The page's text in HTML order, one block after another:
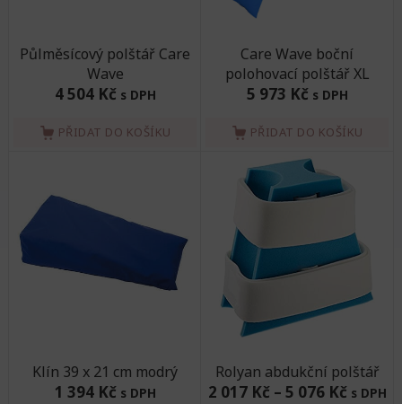
Půlměsícový polštář Care
Wave
4 504 Kč s DPH
PŘIDAT DO KOŠÍKU
Care Wave boční
polohovací polštář XL
5 973 Kč s DPH
PŘIDAT DO KOŠÍKU
Klín 39 x 21 cm modrý
1 394 Kč s DPH
Rolyan abdukční polštář
2 017 Kč– 5 076 Kč s DPH